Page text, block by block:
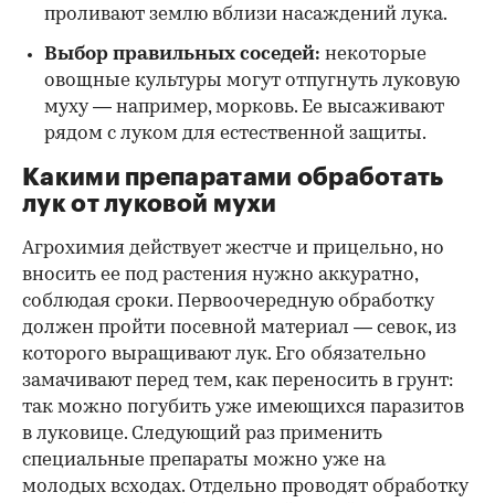
проливают землю вблизи насаждений лука.
Выбор правильных соседей: некоторые
овощные культуры могут отпугнуть луковую
муху — например, морковь. Ее высаживают
рядом с луком для естественной защиты.
Какими препаратами обработать
лук от луковой мухи
Агрохимия действует жестче и прицельно, но
вносить ее под растения нужно аккуратно,
соблюдая сроки. Первоочередную обработку
должен пройти посевной материал — севок, из
которого выращивают лук. Его обязательно
замачивают перед тем, как переносить в грунт:
так можно погубить уже имеющихся паразитов
в луковице. Следующий раз применить
специальные препараты можно уже на
молодых всходах. Отдельно проводят обработку